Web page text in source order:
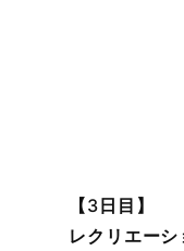
【3 日目】
レクリエーシ